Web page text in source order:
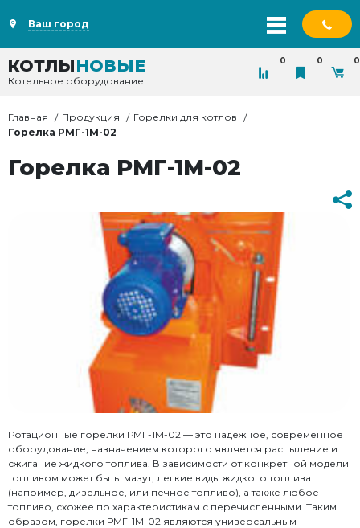
Ваш город
КОТЛЫНОВЫЕ
Котельное оборудование
0 0 0
Главная Продукция
Горелки для котлов
Горелка РМГ-1М-02
Горелка РМГ-1М-02
Ротационные горелки РМГ-1М-02 — это надежное, современное
оборудование, назначением которого является распыление и
сжигание жидкого топлива. В зависимости от конкретной модели
топливом может быть: мазут, легкие виды жидкого топлива
(например, дизельное, или печное топливо), а также любое
топливо, схожее по характеристикам с перечисленными. Таким
образом, горелки РМГ-1М-02 являются универсальным